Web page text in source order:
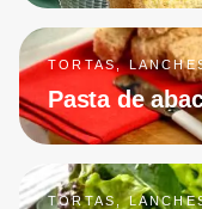
TORTAS,
Pasta de
TORTAS,